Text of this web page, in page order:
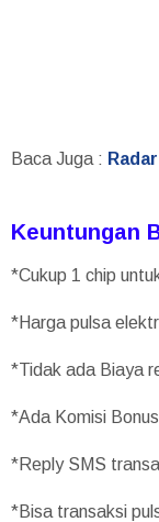
Baca Juga :
Keuntungan
*Cukup 1 chip
*Harga pulsa
*Tidak ada Biaya
*Ada Komisi
*Reply SMS
*Bisa transaksi